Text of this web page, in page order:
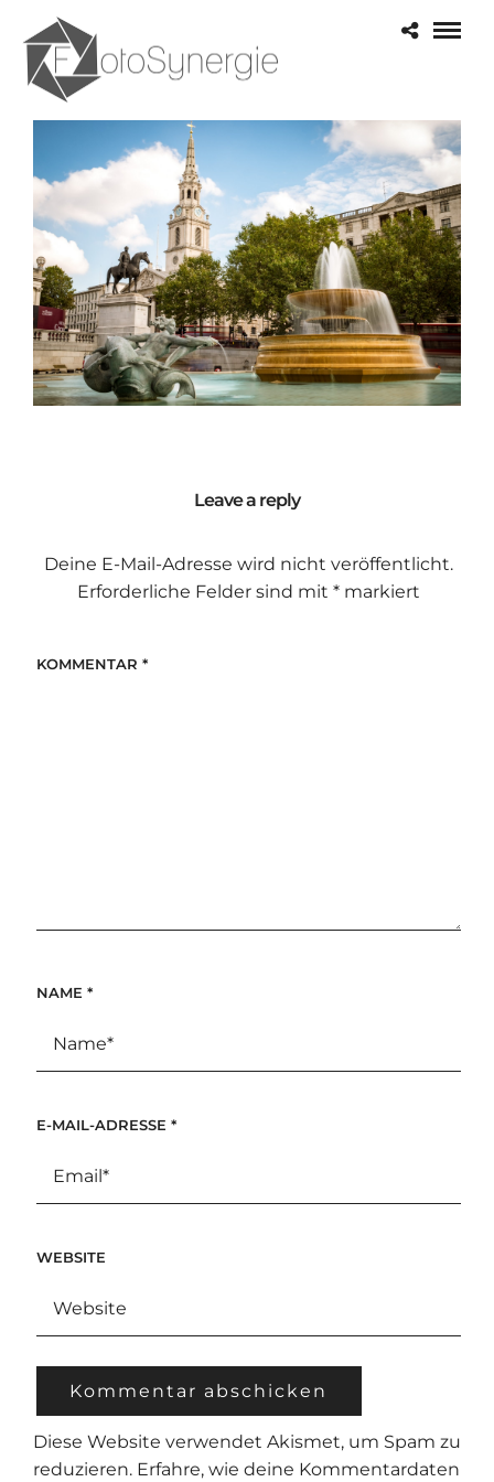
Leave a reply
Deine E-Mail-Adresse wird nicht veröffentlicht.
Erforderliche Felder sind mit *markiert
KOMMENTAR *
NAME *
E-MAIL-ADRESSE *
WEBSITE
Diese Website verwendet Akismet, um Spam zu
reduzieren. Erfahre, wie deine Kommentardaten